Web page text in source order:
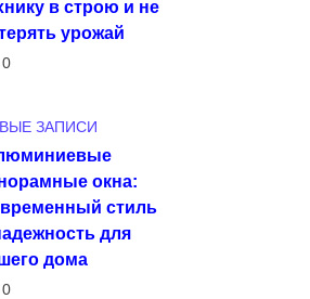
в строю и не
урожай
0
ЗАПИСИ
окна:
стиль
для
дома
0